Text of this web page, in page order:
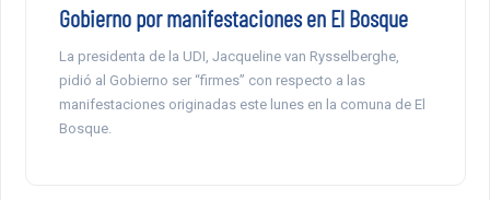
Gobierno por manifestaciones en El Bosque
La presidenta de la UDI, Jacqueline van Rysselberghe,
pidió al Gobierno ser “firmes” con respecto a las
manifestaciones originadas este lunes en la comuna de El
Bosque.